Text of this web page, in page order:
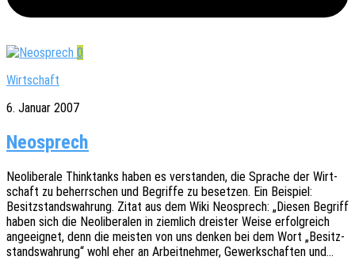
0
Wirtschaft
6. Januar 2007
Neosprech
Neoli­be­ra­le Thinktanks haben es verstan­den, die Spra­che der Wirt­
schaft zu beherr­schen und Begrif­fe zu beset­zen. Ein Beispiel:
Besitz­stands­wah­rung. Zitat aus dem Wiki Neosprech: „Diesen Begriff
haben sich die Neoli­be­ra­len in ziem­lich dreis­ter Weise erfolg­reich
ange­eig­net, denn die meis­ten von uns denken bei dem Wort „Besitz­
stands­wah­rung“ wohl eher an Arbeit­neh­mer, Gewerk­schaf­ten und…